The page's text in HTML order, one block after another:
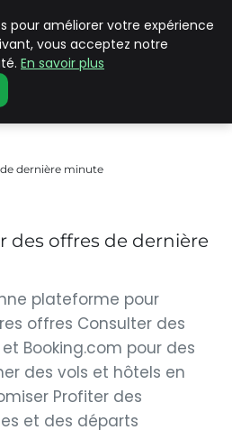
dernière minute
des offres de dernière
plateforme pour
offres Consulter des
Booking.com pour des
des vols et hôtels en
Profiter des
et des départs
pour améliorer votre expérience
vous acceptez notre
En savoir plus